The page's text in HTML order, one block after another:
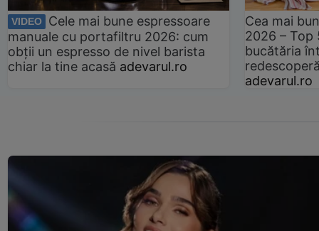
VIDEO
Cele mai bune espressoare
manuale cu portafiltru 2026: cum
obții un espresso de nivel barista
chiar la tine acasă adevarul.ro
Cea mai
2026 –
bucătăria
adevarul.ro